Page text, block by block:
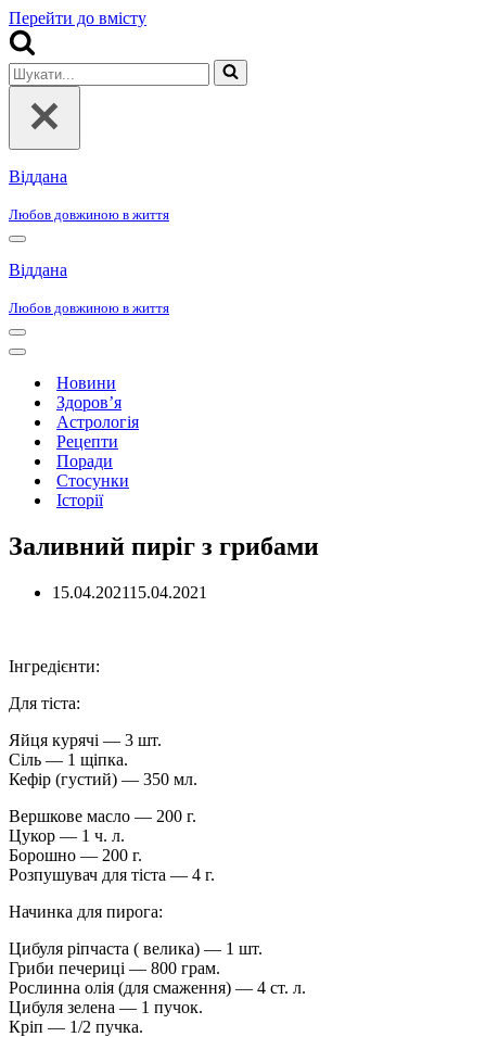
Перейти до вмісту
Шукати...
Віддана
Любов довжиною в життя
Меню
навігації
Віддана
Любов довжиною в життя
Меню
навігації
Меню
навігаціїНовини
Здоров’я
Астрологія
Рецепти
Поради
Стосунки
Історії
Заливний пиріг з грибами
15.04.202115.04.2021
Інгредієнти:
Для тіста:
Яйця курячі — 3 шт.
Сіль — 1 щіпка.
Кефір (густий) — 350 мл.
Вершкове масло — 200 г.
Цукор — 1 ч. л.
Борошно — 200 г.
Розпушувач для тіста — 4 г.
Начинка для пирога:
Цибуля ріпчаста ( велика) — 1 шт.
Гриби печериці — 800 грам.
Рослинна олія (для смаження) — 4 ст. л.
Цибуля зелена — 1 пучок.
Кріп — 1/2 пучка.